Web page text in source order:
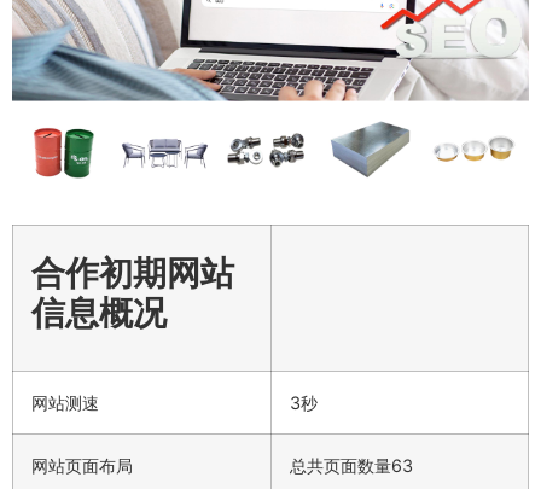
合作初期网站
信息概况
网站测速 3秒
网站页面布局 总共页面数量63